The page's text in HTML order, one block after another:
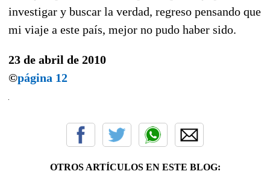
investigar y buscar la verdad, regreso pensando que
mi viaje a este país, mejor no pudo haber sido.
23 de abril de 2010
©página 12
OTROS ARTÍCULOS EN ESTE BLOG: